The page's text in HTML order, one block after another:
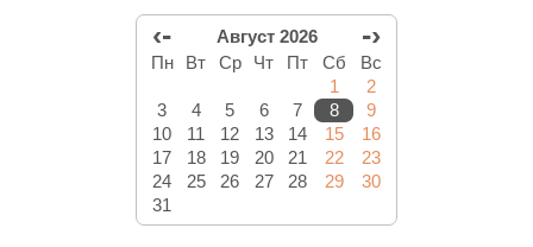
‹- Август 2026 -›
Пн Вт Ср Чт Пт Сб
Вс
1
2
3
4 5 6 7 8
9
10
11 12 13 14 15
16
17
18 19 20 21 22
23
24
25 26 27 28 29
30
31